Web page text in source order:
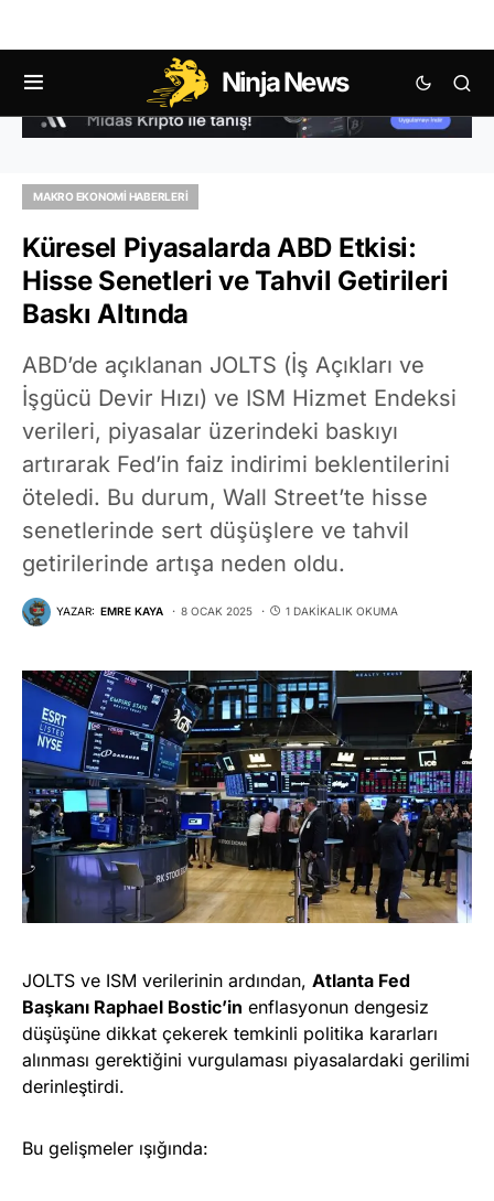
Ninja News
MAKRO EKONOMI HABERLERI
Küresel Piyasalarda ABD Etkisi:
Hisse Senetleri ve Tahvil Getirileri
Baskı Altında
ABD’de açıklanan JOLTS (İş Açıkları ve
İşgücü Devir Hızı) ve ISM Hizmet Endeksi
verileri, piyasalar üzerindeki baskıyı
artırarak Fed’in faiz indirimi beklentilerini
öteledi. Bu durum, Wall Street’te hisse
senetlerinde sert düşüşlere ve tahvil
getirilerinde artışa neden oldu.
YAZAR: EMRE KAYA 8 OCAK 2025 1 DAKIKALIK OKUMA
JOLTS ve ISM verilerinin ardından, Atlanta Fed
Başkanı Raphael Bostic’in enflasyonun dengesiz
düşüşüne dikkat çekerek temkinli politika kararları
alınması gerektiğini vurgulaması piyasalardaki gerilimi
derinleştirdi.
Bu gelişmeler ışığında: